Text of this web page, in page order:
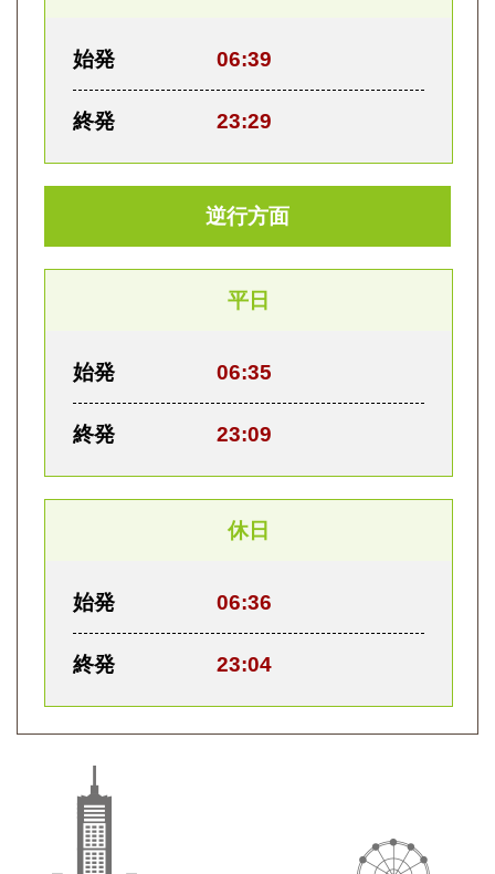
始発 06:39
終発 23:29
逆行方面
平日
始発 06:35
終発 23:09
休日
始発 06:36
終発 23:04